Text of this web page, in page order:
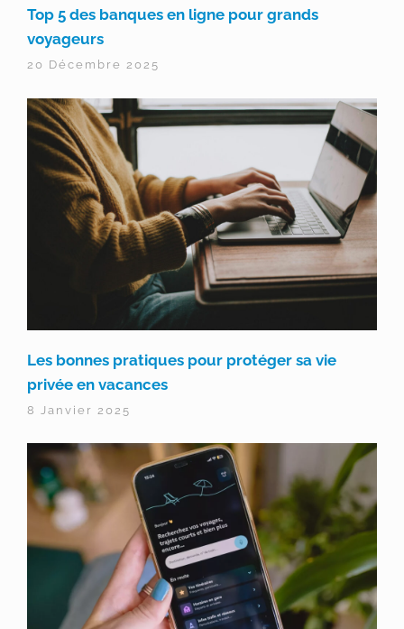
Top 5 des banques en ligne pour grands
voyageurs
20 Décembre 2025
Les bonnes pratiques pour protéger sa vie
privée en vacances
8 Janvier 2025